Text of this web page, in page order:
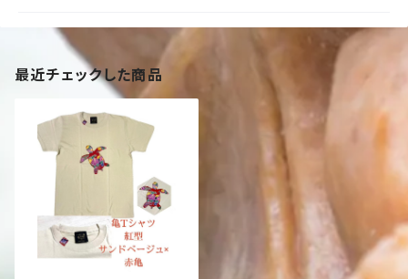
最近チェックした商品